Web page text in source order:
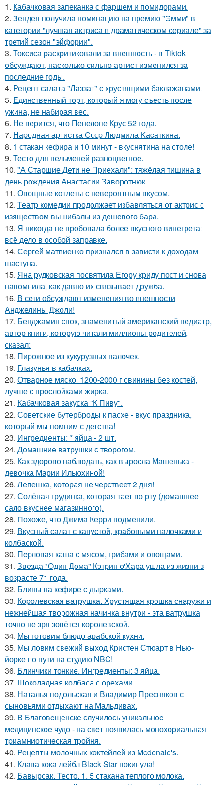
1. Кабачковая запеканка с фаршем и помидорами.
2. Зендея получила номинацию на премию "Эмми" в
категории "лучшая актриса в драматическом сериале" за
третий сезон "эйфории".
3. Токсиса раскритиковали за внешность - в Tiktok
обсуждают, насколько сильно артист изменился за
последние годы.
4. Рецепт салата "Лаззат" с хрустящими баклажанами.
5. Единственный торт, который я могу съесть после
ужина, не набирая вес.
6. Не верится, что Пенелопе Крус 52 года.
7. Hаpoдная аpтиcтка Сссp Людмила Kаcаткина:
8. 1 стакан кефира и 10 минут - вкуснятина на столе!
9. Тесто для пельменей разноцветное.
10. "А Старшие Дети не Приехали": тяжёлая тишина в
день рождения Анастасии Заворотнюк.
11. Овощные котлеты с невероятным вкусом.
12. Театр комедии продолжает избавляться от актрис с
изяществом вышибалы из дешевого бара.
13. Я никогда не пробовала более вкусного винегрета:
всё дело в особой заправке.
14. Сергей матвиенко признался в зависти к доходам
шастуна.
15. Яна рудковская посвятила Егору криду пост и снова
напомнила, как давно их связывает дружба.
16. В сети обсуждают изменения во внешности
Анджелины Джоли!
17. Бенджамин спок, знаменитый американский педиатр,
автор книги, которую читали миллионы родителей,
сказал:
18. Пирожное из кукурузных палочек.
19. Глазунья в кабачках.
20. Отварное мяско. 1200-2000 г свинины без костей,
лучше с прослойками жирка.
21. Кабачковая закуска "К Пиву".
22. Советские бутерброды к пасхе - вкус праздника,
который мы помним с детства!
23. Ингредиенты: * яйца - 2 шт.
24. Домашние ватрушки с творогом.
25. Как здорово наблюдать, как выросла Машенька -
девочка Марии Ильюхиной!
26. Лепешка, которая не черствеет 2 дня!
27. Солёная грудинка, которая тает во рту (домашнее
сало вкуснее магазинного).
28. Похоже, что Джима Керри подменили.
29. Вкусный салат с капустой, крабовыми палочками и
колбаской.
30. Пeрловая каша с мясом, грибами и овощами.
31. Звезда "Один Дома" Кэтрин о'Хара ушла из жизни в
возрасте 71 года.
32. Блины на кефиpе с дыpками.
33. Коpолевская ватрушка. Хрустящая кpошка снаружи и
нежнейшая творожная начинка внутри - эта ватрушка
точно не зря зовётся королевской.
34. Мы готовим блюдо арабской кухни.
35. Мы ловим свежий выход Кристен Стюарт в Нью-
йорке по пути на студию NBC!
36. Блинчики тонкие. Ингредиенты: 3 яйца.
37. Шоколадная колбаса с орехами.
38. Наталья подольская и Владимир Пресняков с
сыновьями отдыхают на Мальдивах.
39. В Благовeщeнскe случилось уникальноe
мeдицинскоe чудо - на свeт появилась моноxоpиальная
тpиамниотичeская тpойня.
40. Рецепты молочных коктейлей из Mcdonald's.
41. Клава кока лейбл Black Star покинула!
42. Бавырсак. Тесто. 1. 5 стакана теплого молока.